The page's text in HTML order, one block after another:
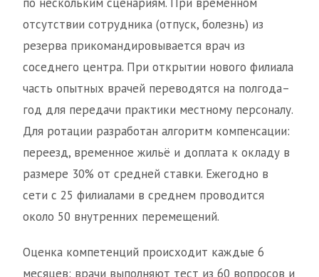
отсутствии сотрудника (отпуск, болезнь) из
резерва прикомандировывается врач из
соседнего центра. При открытии нового филиала
часть опытных врачей переводятся на полгода–
год для передачи практики местному персоналу.
Для ротации разработан алгоритм компенсации:
переезд, временное жильё и доплата к окладу в
размере 30% от средней ставки. Ежегодно в
сети с 25 филиалами в среднем проводится
около 50 внутренних перемещений.
Оценка компетенций происходит каждые 6
месяцев: врачи выполняют тест из 60 вопросов и